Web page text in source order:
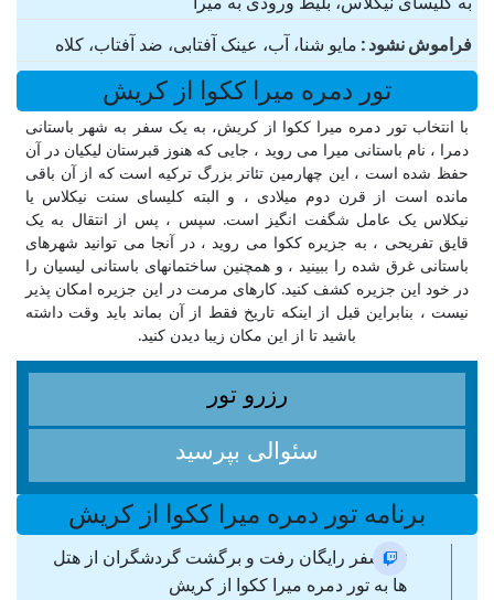
فراموش نشود مایو شنا، آب، عینک آفتابی، ضد آفتاب، کلاه
تور دمره میرا ککوا از کریش
با انتخاب تور دمره میرا ککوا از کریش، به یک سفر به شهر باستانی
دمرا ، نام باستانی میرا می روید ، جایی که هنوز قبرستان لیکیان در آن
حفظ شده است ، این چهارمین تئاتر بزرگ ترکیه است که از آن باقی
مانده است از قرن دوم میلادی ، و البته کلیسای سنت نیکلاس یا
نیکلاس یک عامل شگفت انگیز است. سپس ، پس از انتقال به یک
قایق تفریحی ، به جزیره ککوا می روید ، در آنجا می توانید شهرهای
باستانی غرق شده را ببینید ، و همچنین ساختمانهای باستانی لیسیان را
در خود این جزیره کشف کنید. کارهای مرمت در این جزیره امکان پذیر
نیست ، بنابراین قبل از اینکه تاریخ فقط از آن بماند باید وقت داشته
باشید تا از این مکان زیبا دیدن کنید.
رزرو تور
سئوالی بپرسید
برنامه تور دمره میرا ککوا از کریش
ترانسفر رایگان رفت و برگشت گردشگران از هتل
ها به تور دمره میرا ککوا از کریش